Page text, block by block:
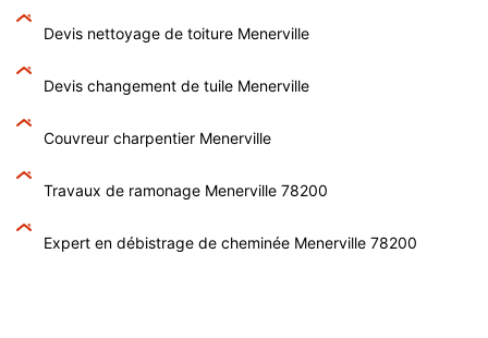
Devis nettoyage de toiture Menerville
Devis changement de tuile Menerville
Couvreur charpentier Menerville
Travaux de ramonage Menerville 78200
Expert en débistrage de cheminée Menerville 78200